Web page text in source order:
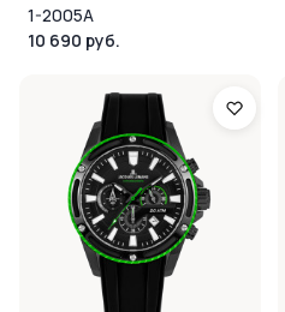
1-2005A
10 690 руб.